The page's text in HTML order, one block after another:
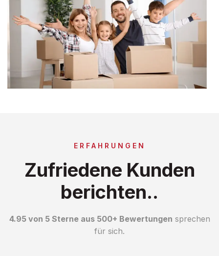
ERFAHRUNGEN
Zufriedene Kunden
berichten..
4.95 von 5 Sterne aus 500+ Bewertungen sprechen
für sich.